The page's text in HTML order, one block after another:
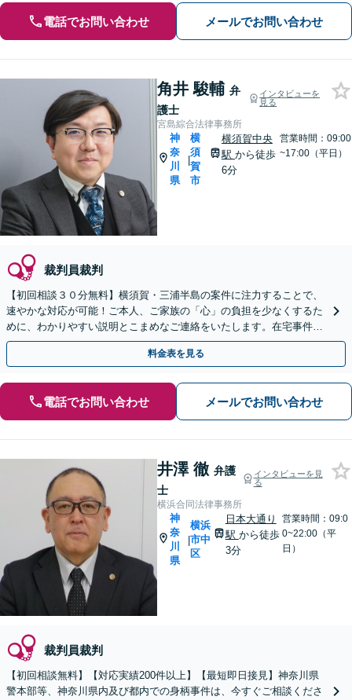
電話でお問い合わせ メールでお問い合わせ
角井 駿輔 弁
護士
インタビューを
見る
宮島綜合法律事務所
神
奈
川
県
|
横
須
賀
市
横須賀中央
駅 から徒歩
6分
営業時間：09:00
~17:00（平日）
裁判員裁判
【初回相談３０分無料】横須賀・三浦半島の案件に注力することで、
速やかな対応が可能！ご本人、ご家族の「心」の負担を少なくするた
めに、わかりやすい説明とこまめなご連絡をいたします。在宅事件で
も「油断禁物」です【横須賀中央駅6分】
料金表を見る
電話でお問い合わせ メールでお問い合わせ
井澤 徹 弁護
士
インタビューを見
る
横浜合同法律事務所
神
奈
川
県
|
横浜
市中
区
日本大通り
駅 から徒歩
3分
営業時間：09:0
0~22:00（平
日）
裁判員裁判
【初回相談無料】【対応実績200件以上】【最短即日接見】神奈川県
警本部等、神奈川県内及び都内での身柄事件は、今すぐご相談くださ